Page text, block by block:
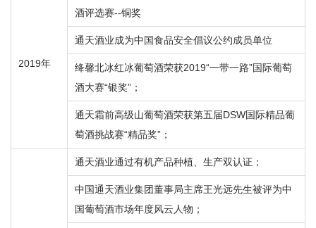
2019年
酒评选赛--铜奖
通天酒业成为中国食品安全倡议公约成员单位
绛馨北冰红冰葡萄酒荣获2019“一带一路”国际葡萄
酒大赛“银奖”；
通天霜前高级山葡萄酒荣获第五届DSW国际精品葡
萄酒挑战赛“精品奖”；
通天酒业通过有机产品种植、生产双认证；
中国通天酒业集团董事局主席王光远先生被评为中
国葡萄酒市场年度风云人物；